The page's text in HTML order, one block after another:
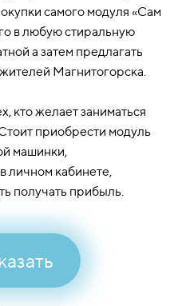
самого модуля «Сам
в любую стиральную
а затем предлагать
Магнитогорска.
кто желает заниматься
приобрести модуль
машинки,
личном кабинете,
получать прибыль.